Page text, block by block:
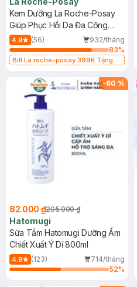
Kem Dưỡng La Roche-Posay
Giúp Phục Hồi Da Đa Công
Dụng 40ml
4.9 (56)
932/tháng
83%
Bill La roche-posay 399K Tặng
(SL có hạn)
-60 %
82.000 ₫205.000 ₫
Hatomugi
Sữa Tắm Hatomugi Dưỡng Ẩm
Chiết Xuất Ý Dĩ 800ml
4.9 (123)
714/tháng
52%